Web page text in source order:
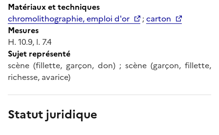
Matériaux et techniques
chromolithographie, emploi d'or
;carton
Mesures
H. 10.9, l. 7.4
Sujet représenté
scène (fillette, garçon, don) ; scène (garçon, fillette,
richesse, avarice)
Statut juridique